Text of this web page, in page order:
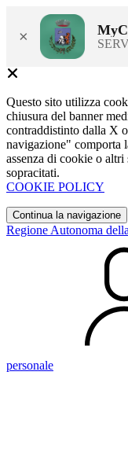
×
Questo sito utilizza
chiusura del banner
contraddistinto dalla X
navigazione" comporta
assenza di cookie o
sopracitati.
COOKIE POLICY
Continua la navigazione
Regione Autonoma
personale